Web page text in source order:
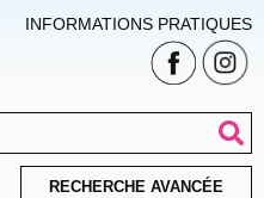
INFORMATIONS PRATIQUES
RECHERCHE AVANCÉE